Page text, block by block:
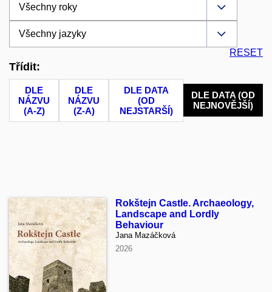
RESET
Třídit:
DLE
NÁZVU
(A-Z)
DLE
NÁZVU
(Z-A)
DLE DATA
(OD
NEJSTARŠÍ)
DLE DATA (OD
NEJNOVĚJŠÍ)
Rokštejn Castle. Archaeology,
Landscape and Lordly
Behaviour
Jana Mazáčková
2026